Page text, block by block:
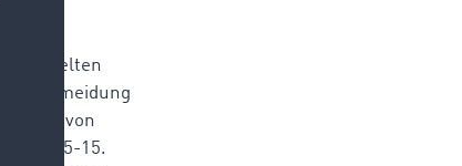
doppelten
auch von
05-15.